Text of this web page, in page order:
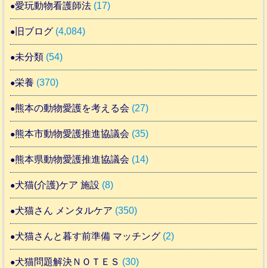
愛玩動物看護師法 (17)
旧ブログ (4,084)
未分類 (54)
栄養 (370)
熊本の動物愛護を考える会 (27)
熊本市動物愛護推進協議会 (35)
熊本県動物愛護推進協議会 (14)
犬猫(介護)ケア 施設 (8)
犬猫さん メンタルケア (350)
犬猫さんと暮す前準備 マッチング (2)
犬猫問題解決ＮＯＴＥＳ (30)